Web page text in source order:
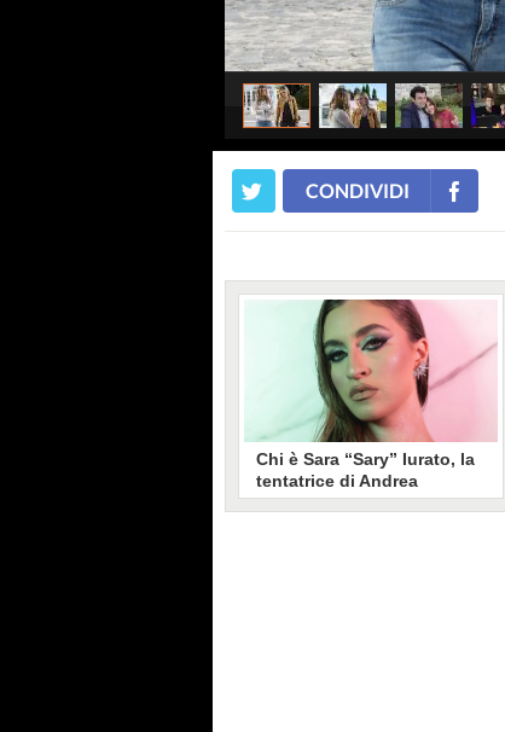
CONDIVIDI
Chi è Sara “Sary” Iurato, la
tentatrice di Andrea
Petraroli a Temptation